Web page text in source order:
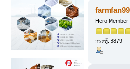
farmfan99
Hero Member
กระทู้: 8879